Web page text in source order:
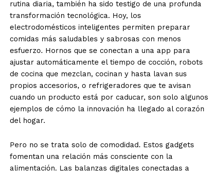
rutina diaria, también ha sido testigo de una profunda
transformación tecnológica. Hoy, los
electrodomésticos inteligentes permiten preparar
comidas más saludables y sabrosas con menos
esfuerzo. Hornos que se conectan a una app para
ajustar automáticamente el tiempo de cocción, robots
de cocina que mezclan, cocinan y hasta lavan sus
propios accesorios, o refrigeradores que te avisan
cuando un producto está por caducar, son solo algunos
ejemplos de cómo la innovación ha llegado al corazón
del hogar.
Pero no se trata solo de comodidad. Estos gadgets
fomentan una relación más consciente con la
alimentación. Las balanzas digitales conectadas a